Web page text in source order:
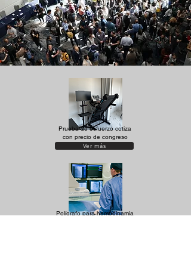
Prueba de esfuerzo cotiza
con precio de congreso
Ver más
Polígrafo para hemodinamia